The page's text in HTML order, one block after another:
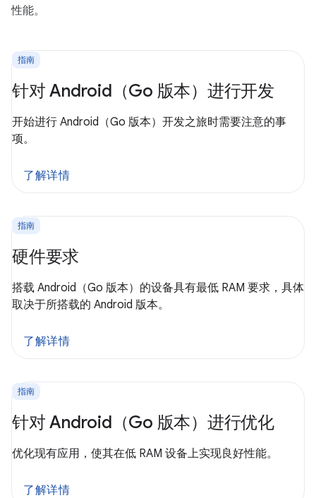
性能。
指南
针对 Android（Go 版本）进行开发
开始进行 Android（Go 版本）开发之旅时需要注意的事
项。
了解详情
指南
硬件要求
搭载 Android（Go 版本）的设备具有最低 RAM 要求，具体
取决于所搭载的 Android 版本。
了解详情
指南
针对 Android（Go 版本）进行优化
优化现有应用，使其在低 RAM 设备上实现良好性能。
了解详情